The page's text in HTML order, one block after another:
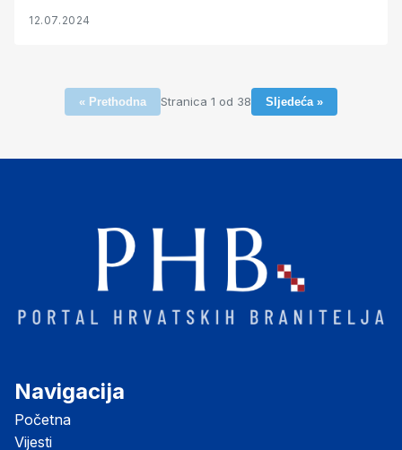
12.07.2024
« Prethodna Stranica 1 od 38 Sljedeća »
Navigacija
Početna
Vijesti